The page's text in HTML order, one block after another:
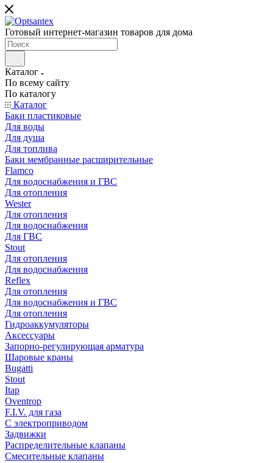
Готовый интернет-магазин товаров для дома
Каталог
По всему сайту
По каталогу
Каталог
Баки пластиковые
Для воды
Для душа
Для топлива
Баки мембранные расширительные
Flamco
Для водоснабжения и ГВС
Для отопления
Wester
Для отопления
Для водоснабжения
Для ГВС
Stout
Для отопления
Для водоснабжения
Reflex
Для отопления
Для водоснабжения и ГВС
Для отопления
Гидроаккумуляторы
Аксессуары
Запорно-регулирующая арматура
Шаровые краны
Bugatti
Stout
Itap
Oventrop
F.I.V. для газа
С электроприводом
Задвижки
Распределительные клапаны
Cмесительные клапаны